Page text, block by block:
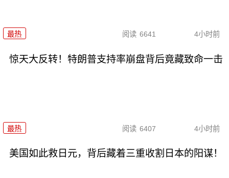
最热 阅读 6641 4小时前
惊天大反转！特朗普支持率崩盘背后竟藏致命一击
最热 阅读 6407 4小时前
美国如此救日元，背后藏着三重收割日本的阳谋！